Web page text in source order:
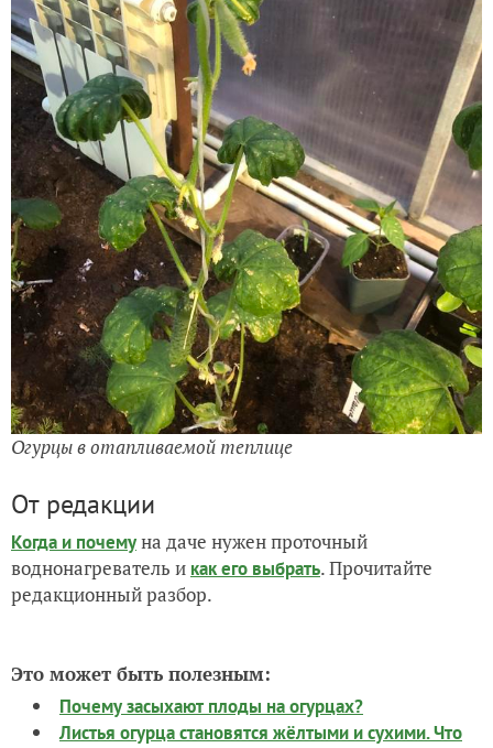
Огурцы в отапливаемой теплице
От редакции
Когда и почемуна даче нужен проточный
воднонагреватель и как его выбрать. Прочитайте
редакционный разбор.
Это может быть полезным:
Почему засыхают плоды на огурцах?
Листья огурца становятся жёлтыми и сухими. Что